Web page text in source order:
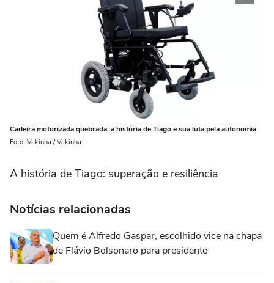
Cadeira motorizada quebrada: a história de Tiago e sua luta pela autonomia
Foto: Vakinha / Vakinha
A história de Tiago: superação e resiliência
Notícias relacionadas
Quem é Alfredo Gaspar, escolhido vice na chapa
de Flávio Bolsonaro para presidente